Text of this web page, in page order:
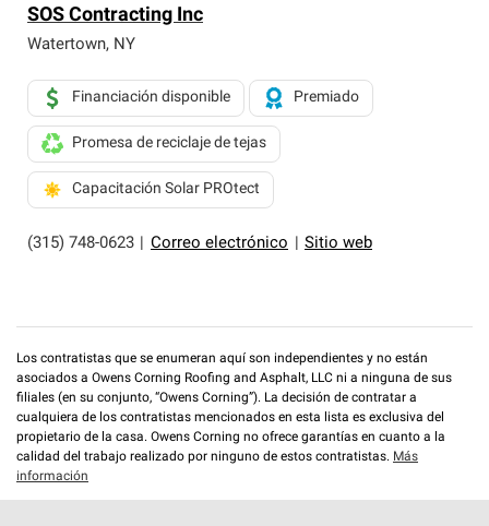
Corning constituyen el nivel superior de nuestra red
exclusiva y cumplen con estándares estrictos de
Solo ellos pueden ofrecer nuestra mejor garantía de
sistemas de techos.
SOS Contracting Inc
Watertown, NY
(315) 748-0623 Correo electrónico Sitio web
Financiación disponible Premiado
Promesa de reciclaje de tejas
Capacitación Solar PROtect
Los contratistas que se enumeran aquí son independientes y no están
asociados a Owens Corning Roofing and Asphalt, LLC ni a ninguna de sus
filiales (en su conjunto, “Owens Corning”). La decisión de contratar a
cualquiera de los contratistas mencionados en esta lista es exclusiva del
propietario de la casa. Owens Corning no ofrece garantías en cuanto a la
calidad del trabajo realizado por ninguno de estos contratistas. Más
información